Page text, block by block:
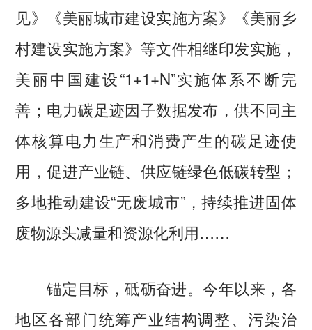
见》《美丽城市建设实施方案》《美丽乡
村建设实施方案》等文件相继印发实施，
美丽中国建设“1+1+N”实施体系不断完
善；电力碳足迹因子数据发布，供不同主
体核算电力生产和消费产生的碳足迹使
用，促进产业链、供应链绿色低碳转型；
多地推动建设“无废城市”，持续推进固体
废物源头减量和资源化利用……
锚定目标，砥砺奋进。今年以来，各
地区各部门统筹产业结构调整、污染治